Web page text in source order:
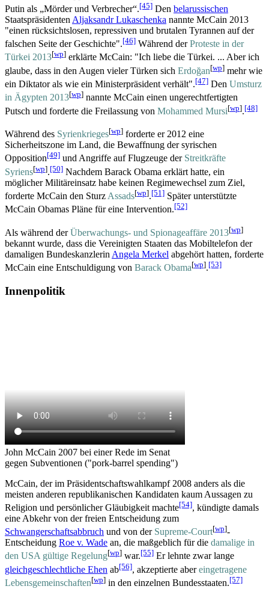
Putin als „Mörder und Verbrecher“.[45] Den belarussischen
Staatspräsidenten Aljaksandr Lukaschenka nannte McCain 2013
"einen rücksichtslosen, repressiven und brutalen Tyrannen auf der
falschen Seite der Geschichte".[46] Während derProteste in der
Türkei 2013[wp] erklärte McCain: "Ich liebe die Türkei. ... Aber ich
glaube, dass in den Augen vieler Türken sich Erdoğan[wp] mehr wie
ein Diktator als wie ein Ministerpräsident verhält".[47] Den Umsturz
in Ägypten 2013[wp] nannte McCain einen ungerechtfertigten
Putsch und forderte die Freilassung von Mohammed Mursi[wp].[48]
Während des Syrienkrieges[wp] forderte er 2012 eine
Sicherheitszone im Land, die Bewaffnung der syrischen
Opposition[49] und Angriffe auf Flugzeuge der Streitkräfte
Syriens[wp].[50] Nachdem Barack Obama erklärt hatte, ein
möglicher Militäreinsatz habe keinen Regimewechsel zum Ziel,
forderte McCain den Sturz Assads[wp].[51] Später unterstützte
McCain Obamas Pläne für eine Intervention.[52]
Als während derÜberwachungs- und Spionage­affäre 2013[wp]
bekannt wurde, dass die Vereinigten Staaten das Mobiltelefon der
damaligen Bundeskanzlerin Angela Merkel abgehört hatten, forderte
McCain eine Entschuldigung von Barack Obama[wp].[53]
Innenpolitik
John McCain 2007 bei einer Rede im Senat
gegen Subventionen ("pork-barrel spending")
McCain, der im Präsidentschaftswahlkampf 2008 anders als die
meisten anderen republikanischen Kandidaten kaum Aussagen zu
Religion und persönlicher Gläubigkeit machte[54], kündigte damals
eine Abkehr von der freien Entscheidung zum
Schwangerschaftsabbruch und von der Supreme-Court[wp]-
Entscheidung Roe v. Wade an, die maßgeblich für die damalige in
den USA gültige Regelung[wp] war.[55] Er lehnte zwar lange
gleichgeschlechtliche Ehen ab[56], akzeptierte abereingetragene
Lebens­gemeinschaften[wp] in den einzelnen Bundesstaaten.[57]